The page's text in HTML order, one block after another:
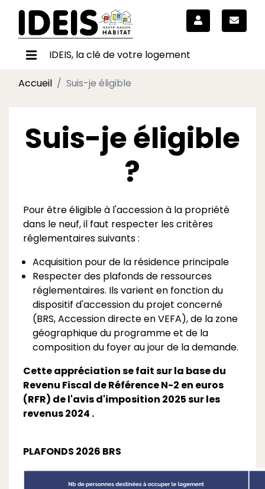
IDEIS, la clé de votre logement
Accueil Suis-je éligible
Suis-je éligible
?
Pour être éligible à l'accession à la propriété
dans le neuf, il faut respecter les critères
réglementaires suivants :
Acquisition pour de la résidence principale
Respecter des plafonds de ressources
réglementaires. Ils varient en fonction du
dispositif d'accession du projet concerné
(BRS, Accession directe en VEFA), de la zone
géographique du programme et de la
composition du foyer au jour de la demande.
Cette appréciation se fait sur la base du
Revenu Fiscal de Référence N-2 en euros
(RFR) de l'avis d'imposition 2025 sur les
revenus 2024 .
PLAFONDS 2026 BRS